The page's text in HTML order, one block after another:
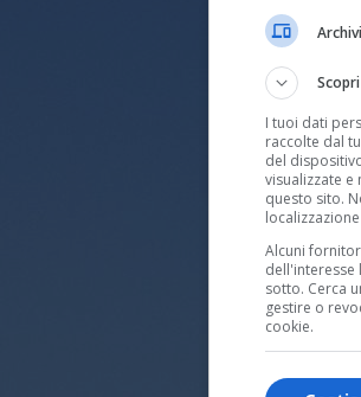
I tuoi dati
raccolte dal
del
visualizzate
questo sito.
Alcuni
sotto. Cerca
gestire o
cookie.